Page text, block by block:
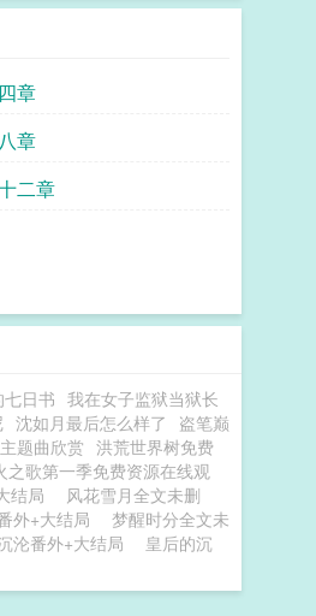
章
章
二章
日书 我在女子监狱当狱长
沈如月最后怎么样了
盗笔巅
题曲欣赏 洪荒世界树免费
之歌第一季免费资源在线观
结局
风花雪月全文未删
外+大结局
梦醒时分全文未
沦番外+大结局
皇后的沉